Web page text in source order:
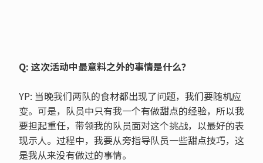
Q: 这次活动中最意料之外的事情是什么？
YP: 当晚我们两队的食材都出现了问题，我们要随机应
变。可是，队员中只有我一个有做甜点的经验，所以我
要担起重任，带领我的队员面对这个挑战，以最好的表
现示人。过程中，我要从旁指导队员一些甜点技巧，这
是我从来没有做过的事情。